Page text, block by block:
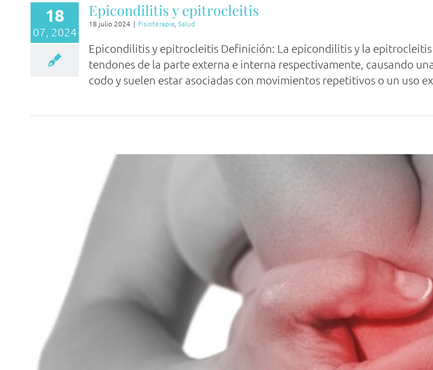
18
07, 2024
Epicondilitis y epitrocleitis
18 julio 2024 | Fisioterapia Salud
Epicondilitis y epitrocleitis Definición: La epicondilitis y la
tendones de la parte externa e interna respectivamente, causando
codo y suelen estar asociadas con movimientos repetitivos o un uso